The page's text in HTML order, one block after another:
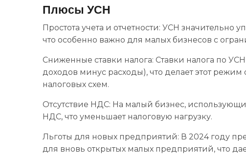
Плюсы УСН
Простота учета и отчетности: УСН значительно
что особенно важно для малых бизнесов с
Сниженные ставки налога: Ставки налога по
доходов минус расходы), что делает этот
налоговых схем.
Отсутствие НДС: На малый бизнес,
НДС, что уменьшает налоговую нагрузку.
Льготы для новых предприятий: В 2024 году
для вновь открытых малых предприятий, что